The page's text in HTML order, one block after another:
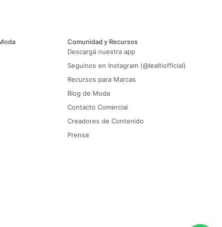
Comunidad y Recursos
Descargá nuestra app
Seguinos en Instagram (@lealtiofficial)
Recursos para Marcas
Blog de Moda
Contacto Comercial
Creadores de Contenido
Prensa